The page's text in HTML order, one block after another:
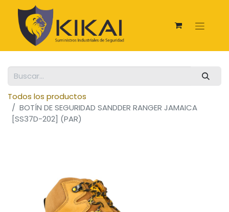
Todos los productos
BOTÍN DE SEGURIDAD SANDDER RANGER JAMAICA
[SS37D-202] (PAR)